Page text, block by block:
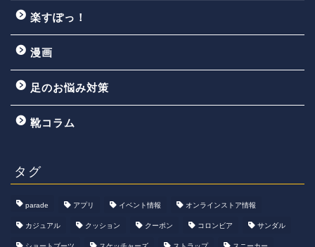
楽すぽっ！
漫画
足のお悩み対策
靴コラム
タグ
parade アプリ イベント情報 オンラインストア情報
カジュアル クッション クーポン コロンビア サンダル